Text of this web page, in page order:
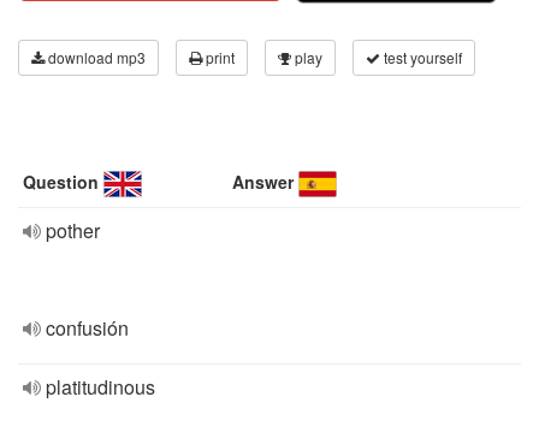
download mp3 print play test yourself
Question Answer
pother
confusión
platitudinous